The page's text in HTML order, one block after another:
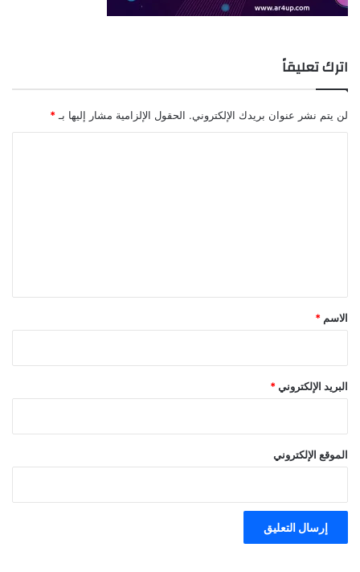
اترك تعليقاً
لن يتم نشر عنوان بريدك الإلكتروني. الحقول الإلزامية مشار إليها بـ *
*
الاسم *
البريد الإلكتروني*
الموقع الإلكتروني